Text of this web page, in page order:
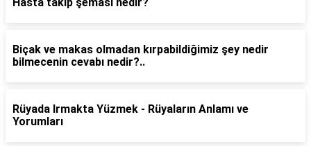
Biçak ve makas olmadan kırpabildiğimiz şey nedir
bilmecenin cevabı nedir?..
Rüyada Irmakta Yüzmek - Rüyaların Anlamı ve
Yorumları